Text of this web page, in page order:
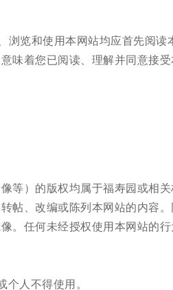
浏览和使用本网站均应首先阅读
味着您已阅读、理解并同意接
等）的版权均属于福寿园或相
帖、改编或陈列本网站的内容
。任何未经授权使用本网站的
人不得使用。